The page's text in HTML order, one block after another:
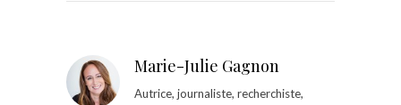
Marie-Julie Gagnon
Autrice, journaliste, recherchiste,